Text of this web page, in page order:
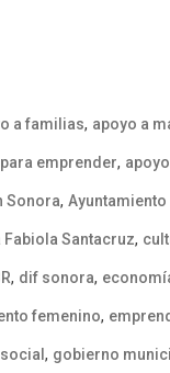
a familias, apoyo a
emprender,
Sonora, Ayuntamiento
Fabiola Santacruz,
, dif sonora,
femenino,
, gobierno